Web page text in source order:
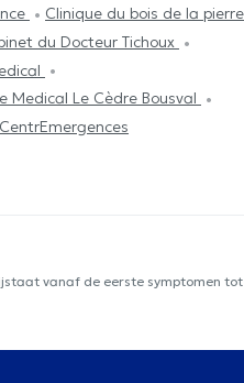
Clinique du bois de la pierre
du Docteur Tichoux
Medical Le Cèdre Bousval
CentrEmergences
vanaf de eerste symptomen